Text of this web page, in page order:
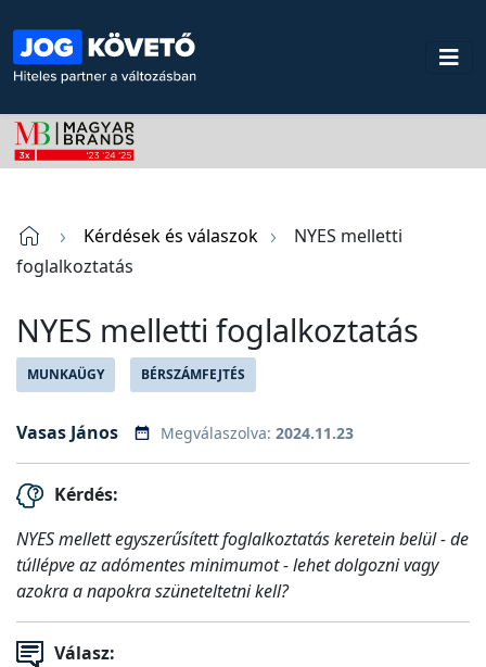
Kérdések és válaszok
NYES melletti
foglalkoztatás
NYES melletti foglalkoztatás
MUNKAÜGY BÉRSZÁMFEJTÉS
Vasas János Megválaszolva: 2024.11.23
Kérdés:
NYES mellett egyszerűsített foglalkoztatás keretein belül - de
túllépve az adómentes minimumot - lehet dolgozni vagy
azokra a napokra szüneteltetni kell?
Válasz: